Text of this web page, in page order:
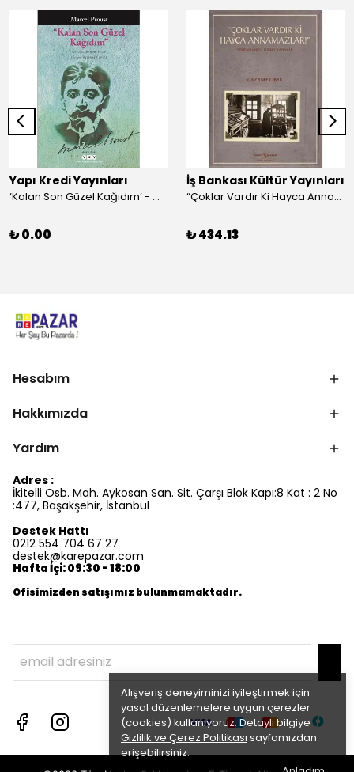
Alışveriş deneyiminizi iyileştirmek için
yasal düzenlemelere uygun çerezler
(cookies) kullanıyoruz. Detaylı bilgiye
Gizlilik ve Çerez Politikası sayfamızdan
erişebilirsiniz.
Yapı Kredi Yayınları
‘Kalan Son Güzel Kağıdım’ - Marcel Proust
₺ 0.00
İş Bankası Kültür Yayınları
“Çoklar Vardır Ki Hayca Annamazlar!” - Gazanfer İbar
₺ 434.13
Hesabım
Hakkımızda
Yardım
Adres :
İkitelli Osb. Mah. Aykosan San. Sit. Çarşı Blok Kapı:8 Kat : 2 No
:477, Başakşehir, İstanbul
Destek Hattı
0212 554 704 67 27
destek@karepazar.com
Hafta İçi: 09:30 - 18:00
Ofisimizden satışımız bulunmamaktadır.